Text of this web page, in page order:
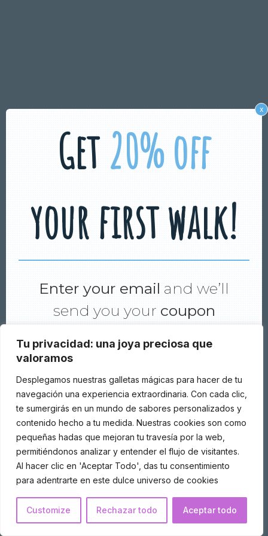
Tu privacidad: una joya preciosa que
valoramos
Desplegamos nuestras galletas mágicas para hacer de tu
navegación una experiencia extraordinaria. Con cada clic,
te sumergirás en un mundo de sabores personalizados y
contenido hecho a tu medida. Nuestras cookies son como
pequeñas hadas que mejoran tu travesía por la web,
permitiéndonos analizar y entender el flujo de visitantes.
Al hacer clic en 'Aceptar Todo', das tu consentimiento
para adentrarte en este dulce universo de cookies
Customize Rechazar todo Aceptar todo
Get20% off
your first walk!
Enter your emailand we’ll
send you yourcoupon
GET YOUR COUPON NOW
We won’t spam you.Your Privacy is
protected.
x